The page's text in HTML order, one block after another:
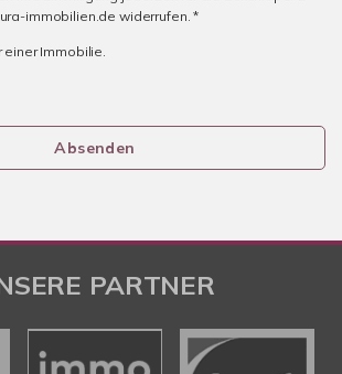
immobilien.de widerrufen. *
einer Immobilie.
Absenden
PARTNER